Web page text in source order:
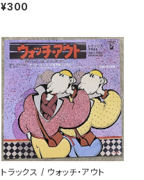
¥300
トラックス / ウォッチ・アウト